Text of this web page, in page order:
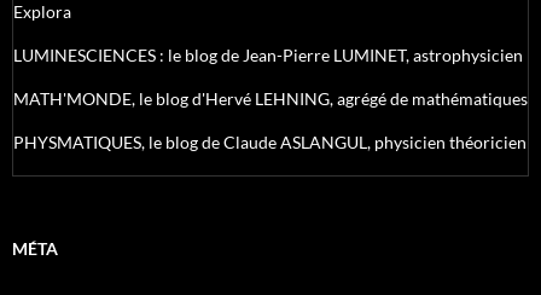
Explora
LUMINESCIENCES : le blog de Jean-Pierre LUMINET, astrophysicien
MATH'MONDE, le blog d'Hervé LEHNING, agrégé de mathématiques
PHYSMATIQUES, le blog de Claude ASLANGUL, physicien théoricien
MÉTA